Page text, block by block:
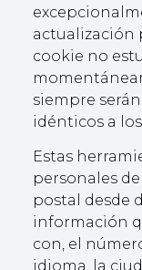
actualización
cookie no
siempre
idénticos a
Estas
personales
postal desde
información
con, el
idioma, la